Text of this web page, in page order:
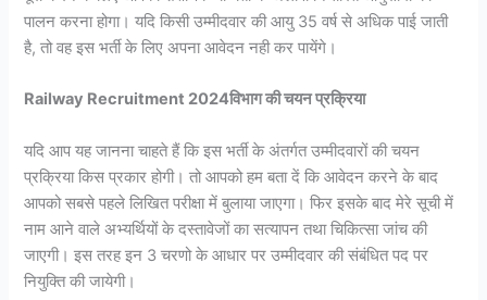
पालन करना होगा। यदि किसी उम्मीदवार की आयु 35 वर्ष से अधिक पाई जाती
है, तो वह इस भर्ती के लिए अपना आवेदन नही कर पायेंगे।
Railway Recruitment 2024विभाग की चयन प्रक्रिया
यदि आप यह जानना चाहते हैं कि इस भर्ती के अंतर्गत उम्मीदवारों की चयन
प्रक्रिया किस प्रकार होगी। तो आपको हम बता दें कि आवेदन करने के बाद
आपको सबसे पहले लिखित परीक्षा में बुलाया जाएगा। फिर इसके बाद मेरे सूची में
नाम आने वाले अभ्यर्थियों के दस्तावेजों का सत्यापन तथा चिकित्सा जांच की
जाएगी। इस तरह इन 3 चरणो के आधार पर उम्मीदवार की संबंधित पद पर
नियुक्ति की जायेगी।